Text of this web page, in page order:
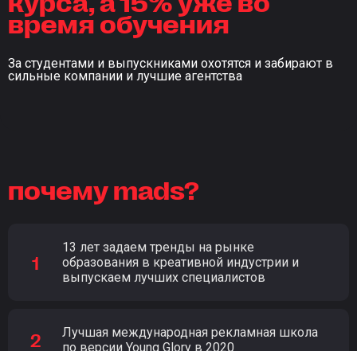
время обучения
За студентами и выпускниками охотятся и забирают в
сильные компании и лучшие агентства
почему mads?
13 лет задаем тренды на рынке
образования в креативной индустрии и
выпускаем лучших специалистов
Лучшая международная рекламная школа
по версии Young Glory в 2020